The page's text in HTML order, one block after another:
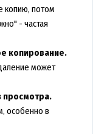
копию, потом
- частая
копирование.
может
просмотра.
особенно в